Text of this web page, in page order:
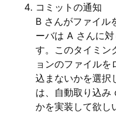
コミットの通知
B さんがファイル
ーバは A さんに
す。このタイミン
ョンのファイルを
込まないかを選択
は、自動取り込み
かを実装して欲し